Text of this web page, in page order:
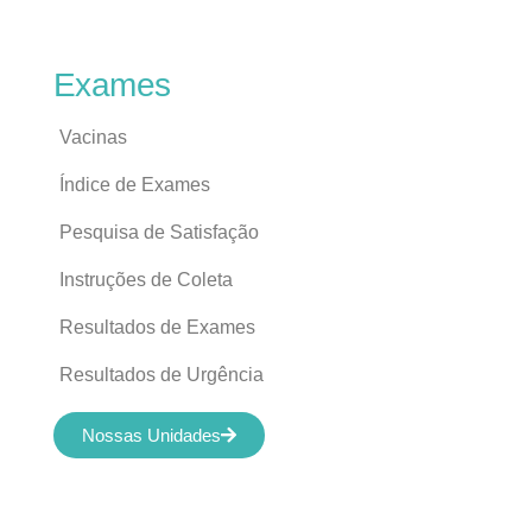
Exames
Vacinas
Índice de Exames
Pesquisa de Satisfação
Instruções de Coleta
Resultados de Exames
Resultados de Urgência
Nossas Unidades